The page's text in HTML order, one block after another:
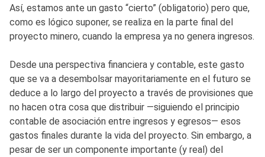
Así, estamos ante un gasto “cierto” (obligatorio) pero que,
como es lógico suponer, se realiza en la parte final del
proyecto minero, cuando la empresa ya no genera ingresos.
Desde una perspectiva financiera y contable, este gasto
que se va a desembolsar mayoritariamente en el futuro se
deduce a lo largo del proyecto a través de provisiones que
no hacen otra cosa que distribuir —siguiendo el principio
contable de asociación entre ingresos y egresos— esos
gastos finales durante la vida del proyecto. Sin embargo, a
pesar de ser un componente importante (y real) del